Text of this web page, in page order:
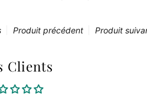
Produit précédent Produit
Clients